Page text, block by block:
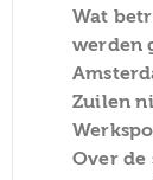
Wat
werden
Zuilen
Over de